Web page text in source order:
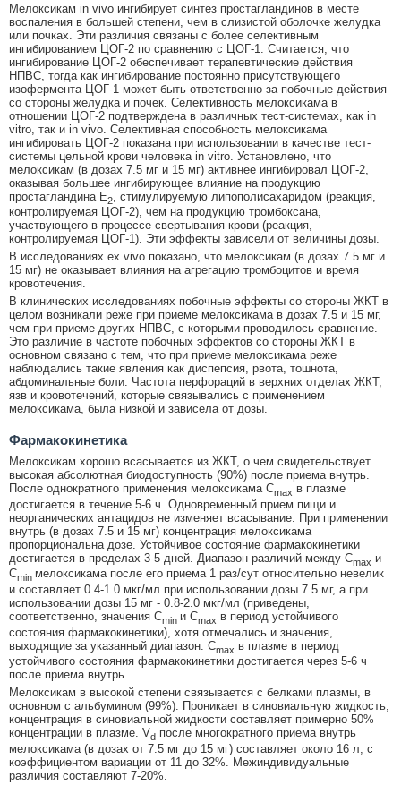
Мелоксикам in vivo ингибирует синтез простагландинов в месте
воспаления в большей степени, чем в слизистой оболочке желудка
или почках. Эти различия связаны с более селективным
ингибированием ЦОГ-2 по сравнению с ЦОГ-1. Считается, что
ингибирование ЦОГ-2 обеспечивает терапевтические действия
НПВС, тогда как ингибирование постоянно присутствующего
изофермента ЦОГ-1 может быть ответственно за побочные действия
со стороны желудка и почек. Селективность мелоксикама в
отношении ЦОГ-2 подтверждена в различных тест-системах, как in
vitro, так и in vivo. Селективная способность мелоксикама
ингибировать ЦОГ-2 показана при использовании в качестве тест-
системы цельной крови человека in vitro. Установлено, что
мелоксикам (в дозах 7.5 мг и 15 мг) активнее ингибировал ЦОГ-2,
оказывая большее ингибирующее влияние на продукцию
простагландина E2
, стимулируемую липополисахаридом (реакция,
контролируемая ЦОГ-2), чем на продукцию тромбоксана,
участвующего в процессе свертывания крови (реакция,
контролируемая ЦОГ-1). Эти эффекты зависели от величины дозы.
В исследованиях ex vivo показано, что мелоксикам (в дозах 7.5 мг и
15 мг) не оказывает влияния на агрегацию тромбоцитов и время
кровотечения.
В клинических исследованиях побочные эффекты со стороны ЖКТ в
целом возникали реже при приеме мелоксикама в дозах 7.5 и 15 мг,
чем при приеме других НПВС, с которыми проводилось сравнение.
Это различие в частоте побочных эффектов со стороны ЖКТ в
основном связано с тем, что при приеме мелоксикама реже
наблюдались такие явления как диспепсия, рвота, тошнота,
абдоминальные боли. Частота перфораций в верхних отделах ЖКТ,
язв и кровотечений, которые связывались с применением
мелоксикама, была низкой и зависела от дозы.
Фармакокинетика
Мелоксикам хорошо всасывается из ЖКТ, о чем свидетельствует
высокая абсолютная биодоступность (90%) после приема внутрь.
После однократного применения мелоксикама Cmax в плазме
достигается в течение 5-6 ч. Одновременный прием пищи и
неорганических антацидов не изменяет всасывание. При применении
внутрь (в дозах 7.5 и 15 мг) концентрация мелоксикама
пропорциональна дозе. Устойчивое состояние фармакокинетики
достигается в пределах 3-5 дней. Диапазон различий между Cmax и
Cmin мелоксикама после его приема 1 раз/сут относительно невелик
и составляет 0.4-1.0 мкг/мл при использовании дозы 7.5 мг, а при
использовании дозы 15 мг - 0.8-2.0 мкг/мл (приведены,
соответственно, значения Cmin и Cmax в период устойчивого
состояния фармакокинетики), хотя отмечались и значения,
выходящие за указанный диапазон. Cmax в плазме в период
устойчивого состояния фармакокинетики достигается через 5-6 ч
после приема внутрь.
Мелоксикам в высокой степени связывается с белками плазмы, в
основном с альбумином (99%). Проникает в синовиальную жидкость,
концентрация в синовиальной жидкости составляет примерно 50%
концентрации в плазме. Vd после многократного приема внутрь
мелоксикама (в дозах от 7.5 мг до 15 мг) составляет около 16 л, с
коэффициентом вариации от 11 до 32%. Межиндивидуальные
различия составляют 7-20%.